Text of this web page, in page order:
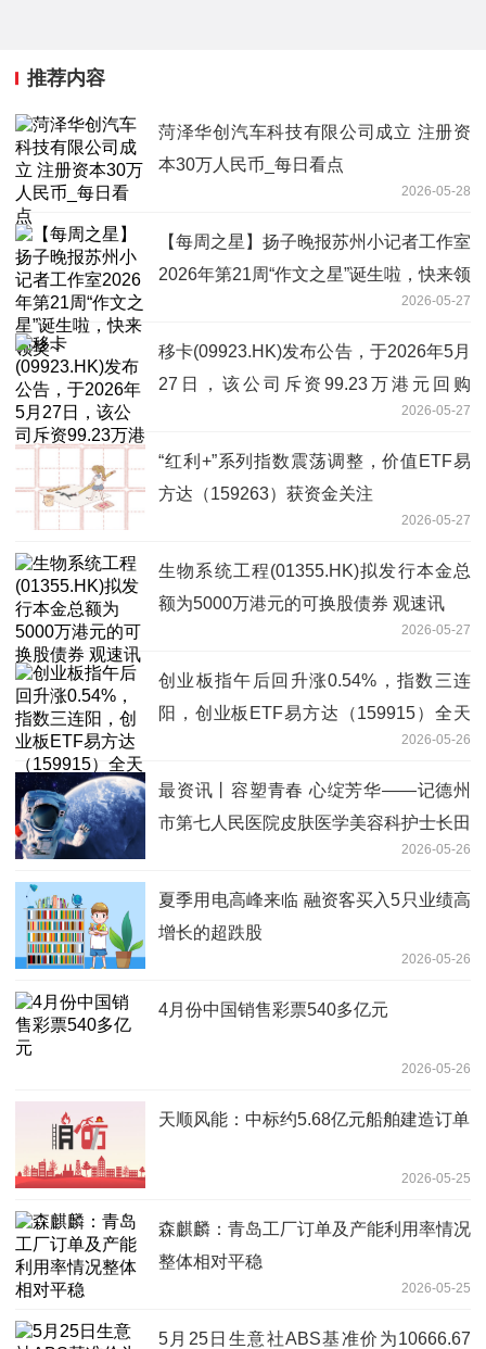
推荐内容
菏泽华创汽车科技有限公司成立 注册资
本30万人民币_每日看点
2026-05-28
【每周之星】扬子晚报苏州小记者工作室
2026年第21周“作文之星”诞生啦，快来领
2026-05-27
移卡(09923.HK)发布公告，于2026年5月
27日，该公司斥资99.23万港元回购
2026-05-27
“红利+”系列指数震荡调整，价值ETF易
方达（159263）获资金关注
2026-05-27
生物系统工程(01355.HK)拟发行本金总
额为5000万港元的可换股债券 观速讯
2026-05-27
创业板指午后回升涨0.54%，指数三连
阳，创业板ETF易方达（159915）全天
2026-05-26
最资讯丨容塑青春 心绽芳华——记德州
市第七人民医院皮肤医学美容科护士长田
2026-05-26
夏季用电高峰来临 融资客买入5只业绩高
增长的超跌股
2026-05-26
4月份中国销售彩票540多亿元
2026-05-26
天顺风能：中标约5.68亿元船舶建造订单
2026-05-25
森麒麟：青岛工厂订单及产能利用率情况
整体相对平稳
2026-05-25
5月25日生意社ABS基准价为10666.67